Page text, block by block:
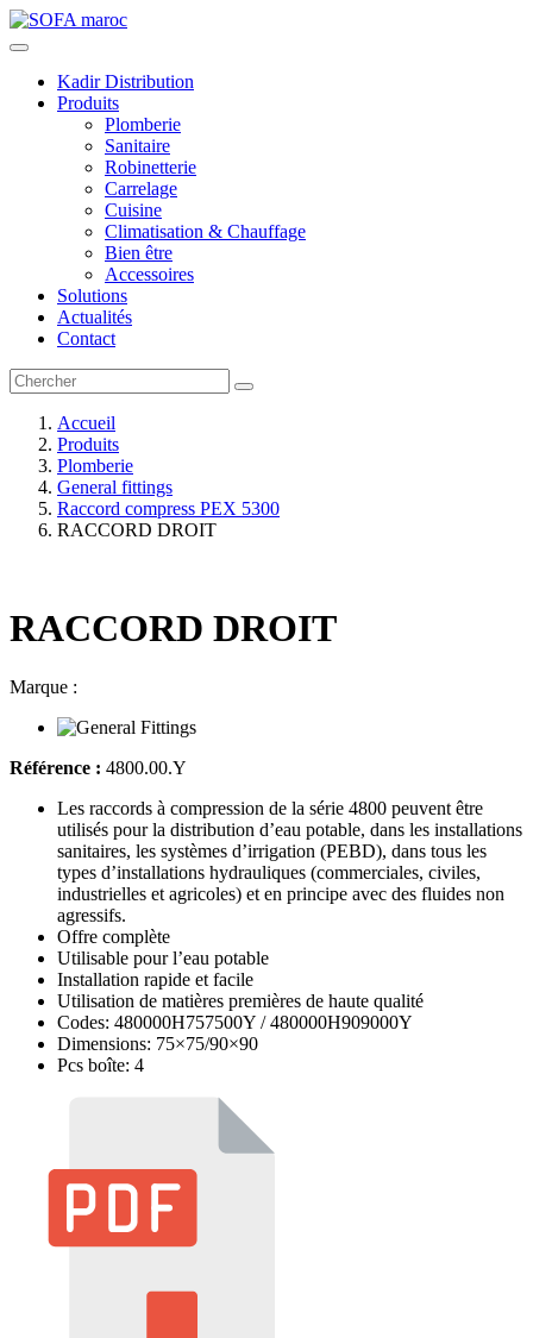
Kadir Distribution
Produits
Plomberie
Sanitaire
Robinetterie
Carrelage
Cuisine
Climatisation & Chauffage
Bien être
Accessoires
Solutions
Actualités
Contact
Accueil
Produits
Plomberie
General fittings
Raccord compress PEX 5300
RACCORD DROIT
RACCORD DROIT
Marque :
Référence : 4800.00.Y
Les raccords à compression de la série 4800 peuvent être
utilisés pour la distribution d’eau potable, dans les installations
sanitaires, les systèmes d’irrigation (PEBD), dans tous les
types d’installations hydrauliques (commerciales, civiles,
industrielles et agricoles) et en principe avec des fluides non
agressifs.
Offre complète
Utilisable pour l’eau potable
Installation rapide et facile
Utilisation de matières premières de haute qualité
Codes: 480000H757500Y / 480000H909000Y
Dimensions: 75×75/90×90
Pcs boîte: 4